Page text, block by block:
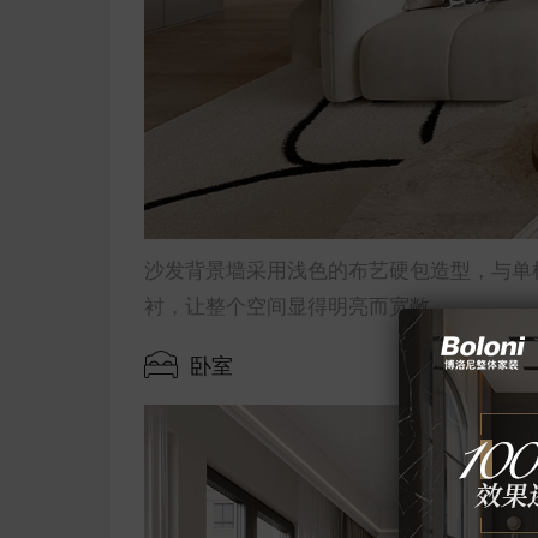
沙发背景墙采用浅色的布艺硬包造型，与
衬，让整个空间显得明亮而宽敞。
卧室